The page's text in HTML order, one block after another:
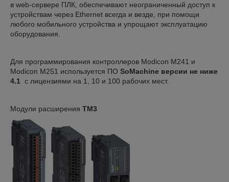
в web-сервере ПЛК, обеспечивают неограниченный доступ к
устройствам через Ethernet всегда и везде, при помощи
любого мобильного устройства и упрощают эксплуатацию
оборудования.
Для программирования контроллеров Modicon M241 и
Modicon M251 используется ПО SoMachine версии не ниже
4.1 с лицензиями на 1, 10 и 100 рабочих мест.
Модули расширения TM3